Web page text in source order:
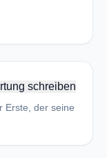
schreiben
Erste, der seine